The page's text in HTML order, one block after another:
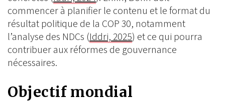
commencer à planifier le contenu et le format du
résultat politique de la COP 30, notamment
l’analyse des NDCs (Iddri, 2025) et ce qui pourra
contribuer aux réformes de gouvernance
nécessaires.
Objectif mondial